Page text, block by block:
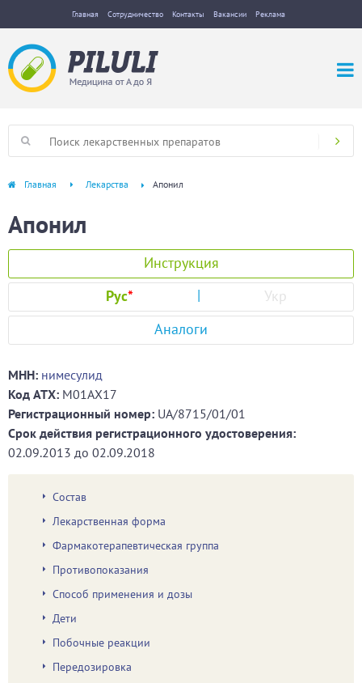
Главная Сотрудничество Контакты Вакансии Реклама
Главная Лекарства Апонил
Апонил
Инструкция
Рус*
Укр
Аналоги
МНН: нимесулид
Код ATХ: M01AX17
Регистрационный номер: UA/8715/01/01
Срок действия регистрационного удостоверения:
02.09.2013 до 02.09.2018
Состав
Лекарственная форма
Фармакотерапевтическая группа
Противопоказания
Способ применения и дозы
Дети
Побочные реакции
Передозировка